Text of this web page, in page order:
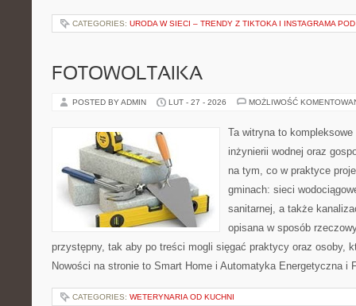
CATEGORIES: URODA W SIECI – TRENDY Z TIKTOKA I INSTAGRAMA
FOTOWOLTAIKA
POSTED BY ADMIN LUT - 27 - 2026 MOŻLIWOŚĆ
Ta witryna to
inżynierii wodnej oraz
na tym, co w praktyce
gminach: sieci
sanitarnej, a także
opisana w sposób
przystępny, tak aby po treści mogli sięgać praktycy oraz osoby,
Nowości na stronie to Smart Home i Automatyka Energetyczna
CATEGORIES: WETERYNARIA OD KUCHNI